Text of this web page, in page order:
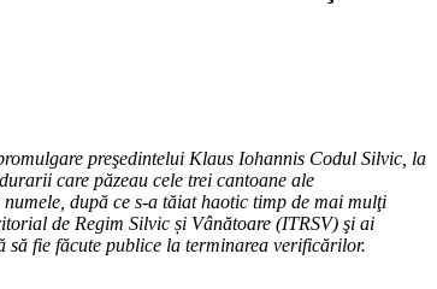
preşedintelui Klaus Iohannis Codul Silvic, la
care păzeau cele trei cantoane ale
după ce s-a tăiat haotic timp de mai mulţi
de Regim Silvic și Vânătoare (ITRSV) şi ai
să fie făcute publice la terminarea verificărilor.